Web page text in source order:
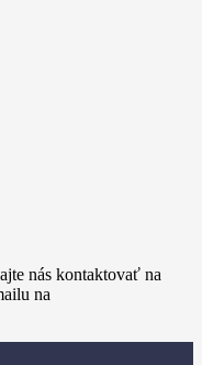
nás kontaktovať na
na